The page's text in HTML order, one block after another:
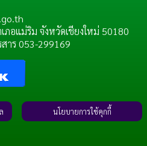
อแม่ริม จังหวัดเชียงใหม่ 50180
สาร 053-299169
นโยบายการใช้คุกกี้